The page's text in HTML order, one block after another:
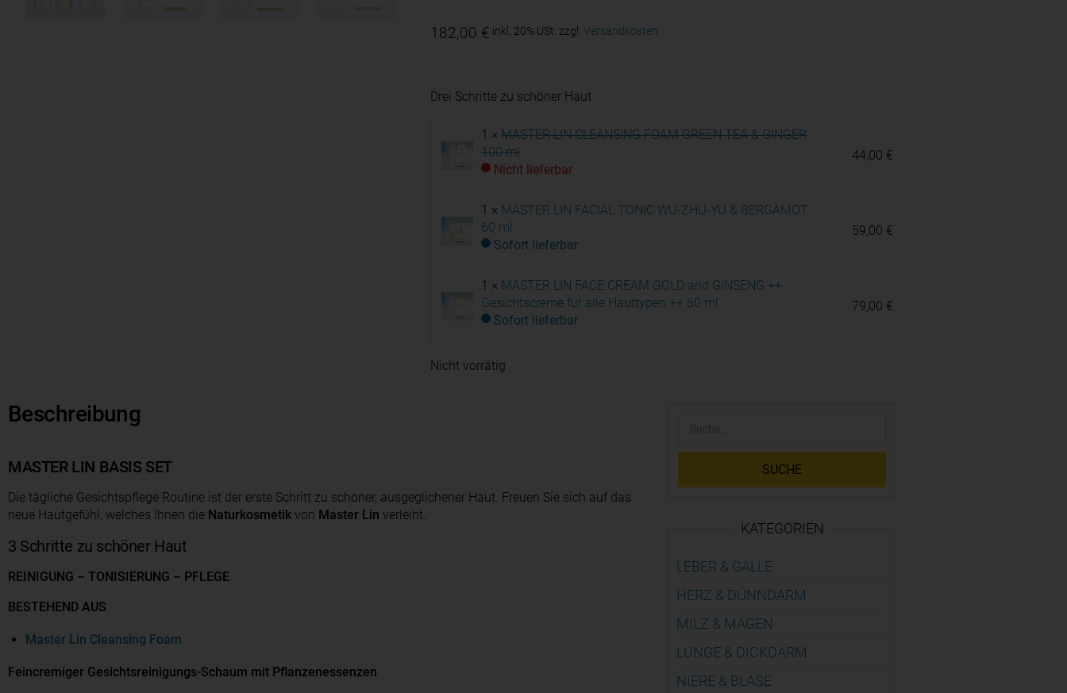
182,00 € inkl. 20% USt. zzgl. Versandkosten
Drei Schritte zu schöner Haut
1 × MASTER LIN CLEANSING FOAM GREEN TEA & GINGER
100 ml
Nicht lieferbar
44,00 €
1 × MASTER LIN FACIAL TONIC WU-ZHU-YU & BERGAMOT
60 ml
Sofort lieferbar
59,00 €
1 × MASTER LIN FACE CREAM GOLD and GINSENG ++
Gesichtscreme für alle Hauttypen ++ 60 ml
Sofort lieferbar
79,00 €
Nicht vorrätig
Beschreibung
MASTER LIN BASIS SET
Die tägliche Gesichtspflege Routine ist der erste Schritt zu schöner, ausge­glichener Haut. Freuen Sie sich auf das
neue Hautgefühl, welches Ihnen die Naturkosmetik von Master Lin verleiht.
3 Schritte zu schöner Haut
REINIGUNG – TONISIERUNG – PFLEGE
BESTEHEND AUS
Master Lin Cleansing Foam
Feincremiger Gesichtsreinigungs-Schaum mit Pflanzenessenzen.
SUCHE
KATEGORIEN
LEBER & GALLE
HERZ & DÜNN­DARM
MILZ & MAGEN
LUNGE & DICK­DARM
NIERE & BLASE